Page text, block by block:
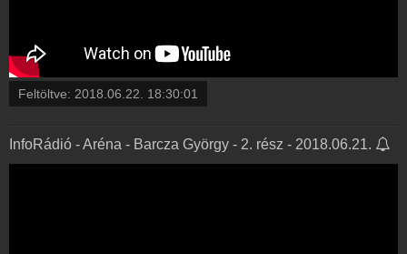
Feltöltve: 2018.06.22. 18:30:01
InfoRádió - Aréna - Barcza György - 2. rész - 2018.06.21.